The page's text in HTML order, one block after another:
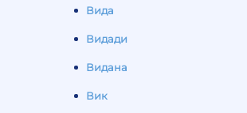
Вида
Видади
Видана
Вик